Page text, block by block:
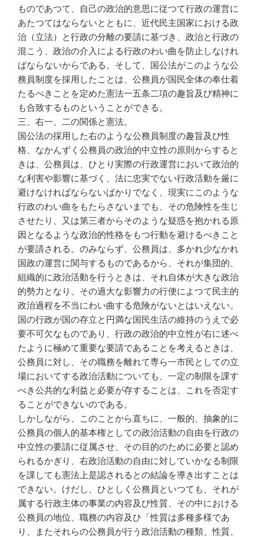
ものであつて、自己の政治的意思に従つて行政の運営に
あたつてはならないとともに、近代民主国家における政
治（立法）と行政の分離の要請に基づき、政治と行政の
混こう、政治の介入による行政のわい曲を防止しなけれ
ばならないからである。そして、国公法がこのような公
務員制度を採用したことは、公務員が国民全体の奉仕着
たるべきことを定めた憲法一五条二項の趣旨及び精神に
も合致するものということができる。
三、右一、二の関係と憲法。
国公法の採用した右のような公務員制度の趣旨及び性
格、なかんずく公務員の政治的中立性の原則からすると
きは、公務員は、ひとり実際の行政運営において政治的
な利害や影響に基づく、法に忠実でない行政活動を厳に
避けなければならないばかりでなく、現実にこのような
行政のわい曲をもたらさないまでも、その危険性を生じ
させたり、又は第三者からそのような疑惑を抱かれる原
因となるような政治的性格をもつ行動を避けるべきこと
が要請される。のみならず、公務員は、多かれ少なかれ
国政の運営に関与するものであるから、それが集団的、
組織的に政治活動を行うときは、それ自体が大きな政治
的勢力となり、その過大な影響力の行便によつて民主的
政治過程を不当にわい曲する危険がないとはいえない。
国の行政が国の存立と円満な国民生活の維持のうえで必
要不可欠なものであり、行政の政治的中立性が右に述べ
たように極めて重要な要請であることを考えるときは、
公務員に対し、その職務を離れて専ら一市民としての立
場においてする政治活動についても、一定の制限を課す
べき公共的な利益と必要が存することは、これを否定す
ることができないのである。
しかしながら、このことから直ちに、一般的、抽象的に
公務員の個人的基本権としての政治活動の自由を行政の
中立性の要請に従属させ、その目的のために必要と認め
られるかぎり、右政治活動の自由に対していかなる制限
を課しても憲法上是認されるとの結論を導き出すことは
できない。けだし、ひとしく公務員といつても、それが
属する行政主体の事業の内容及び性質、その中における
公務員の地位、職務の内容及ひ「性質は多種多様であ
り、またそれらの公務員が行う政治活動の種類、性質、